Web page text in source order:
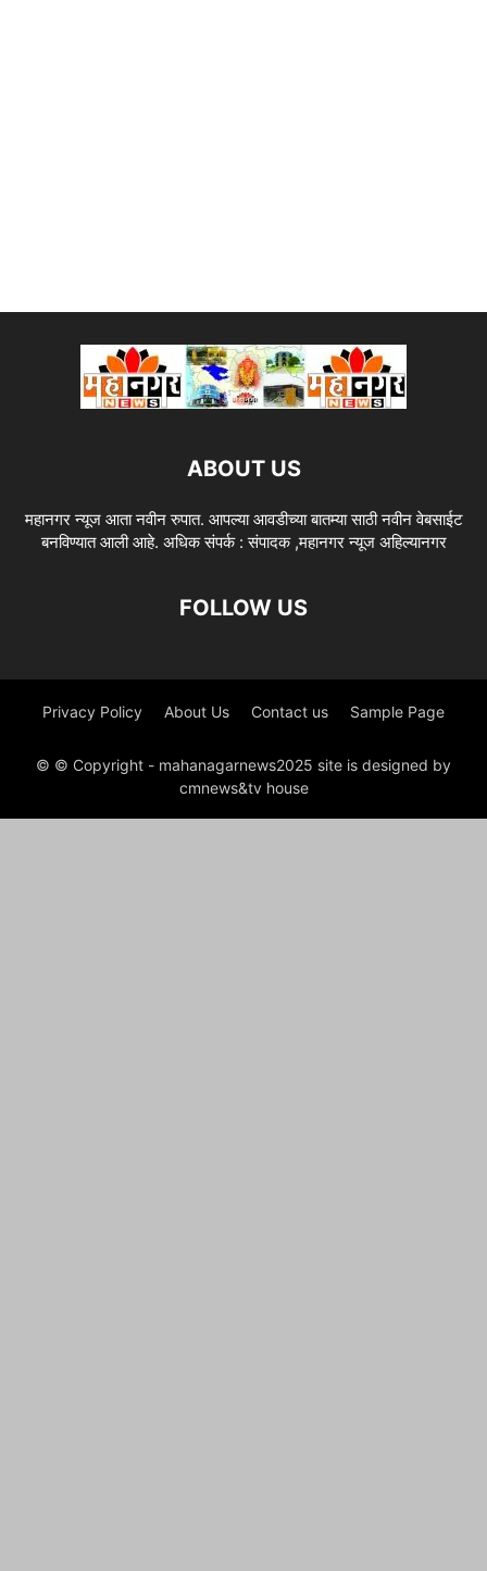
ABOUT US
महानगर न्यूज आता नवीन रुपात. आपल्या आवडीच्या बातम्या साठी नवीन वेबसाईट
बनविण्यात आली आहे. अधिक संपर्क : संपादक ,महानगर न्यूज अहिल्यानगर
FOLLOW US
Privacy Policy About Us Contact us Sample Page
© © Copyright - mahanagarnews2025 site is designed by
cmnews&tv house